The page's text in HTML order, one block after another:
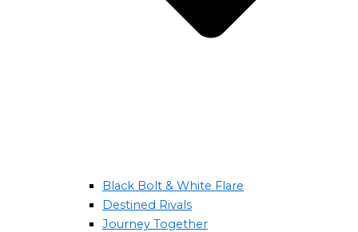
Black Bolt & White Flare
Destined Rivals
Journey Together